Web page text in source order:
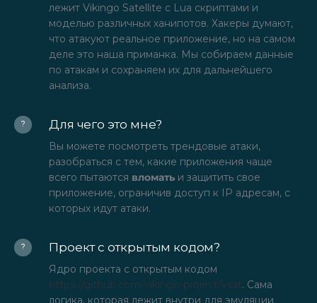
лежит Vikingo Satellite с Lua скриптами и
моделью различных ханипотов. Хакеры думают,
что атакуют реальное приложение, но на самом
деле это наша приманка. Мы собираем данные
по атакам и сохраняем их для дальнейшего
анализа.
? Для чего это мне?
Вы можете посмотреть трендовые атаки,
разобраться с тем, какие приложения чаще
всего пытаются вломать и защитить свое
приложение, ограничив доступ к IP адресам, с
которых идут атаки.
? Проект с открытым кодом?
Ядро проекта с открытым кодом
https://github.com/vikingo-project/vsat. Сама
логика, которая лежит внутри для эмуляции